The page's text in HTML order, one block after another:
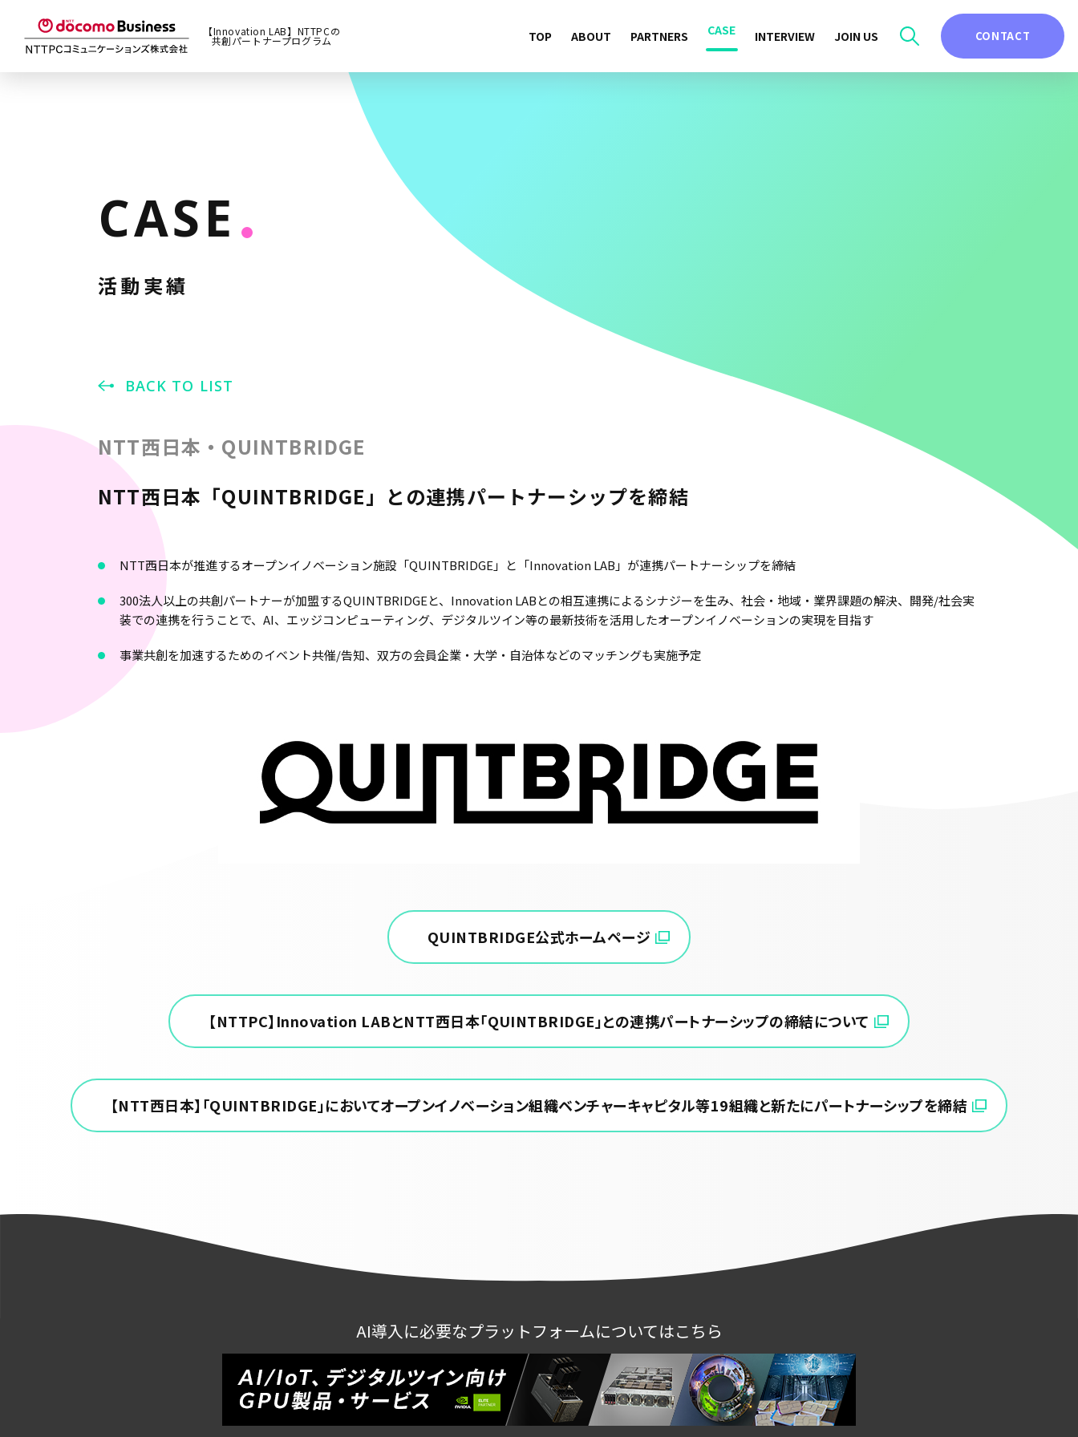
【Innovation LAB】NTTPCの
共創パートナープログラム CONTACT
TOP ABOUT PARTNERS CASE INTERVIEW JOIN US
CASE
活動実績
BACK TO LIST
NTT西日本・QUINTBRIDGE
NTT西日本「QUINTBRIDGE」との連携パートナーシップを締結
NTT西日本が推進するオープンイノベーション施設「QUINTBRIDGE」と「Innovation LAB」が連携パートナーシップを締結
300法人以上の共創パートナーが加盟するQUINTBRIDGEと、Innovation LABとの相互連携によるシナジーを生み、社会・地域・業界課題の解決、開発/社会実
装での連携を行うことで、AI、エッジコンピューティング、デジタルツイン等の最新技術を活用したオープンイノベーションの実現を目指す
事業共創を加速するためのイベント共催/告知、双方の会員企業・大学・自治体などのマッチングも実施予定
QUINTBRIDGE公式ホームページ
【NTTPC】Innovation LABとNTT西日本「QUINTBRIDGE」との連携パートナーシップの締結について
【NTT西日本】「QUINTBRIDGE」においてオープンイノベーション組織ベンチャーキャピタル等19組織と新たにパートナーシップを締結
AI導入に必要なプラットフォームについてはこちら